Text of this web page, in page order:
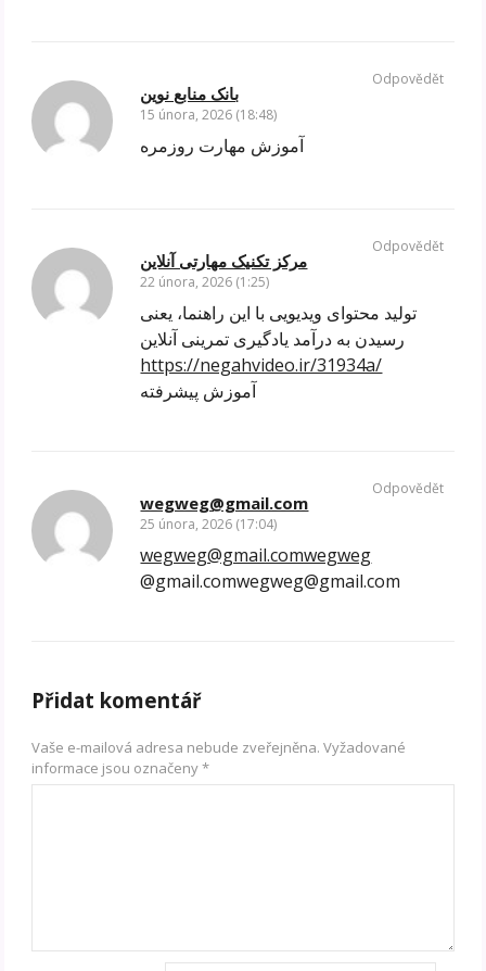
بانک منابع نوین
15 února, 2026 (18:48)
آموزش مهارت روزمره
Odpovědět
مرکز تکنیک مهارتی آنلاین
22 února, 2026 (1:25)
تولید محتوای ویدیویی با این راهنما، یعنی
رسیدن به درآمد یادگیری تمرینی آنلاین
https://negahvideo.ir/31934a/
آموزش پیشرفته
Odpovědět
wegweg@gmail.com
25 února, 2026 (17:04)
wegweg@gmail.comwegweg
@gmail.comwegweg@gmail.com
Odpovědět
Přidat komentář
Vaše e-mailová adresa nebude zveřejněna. Vyžadované
informace jsou označeny*